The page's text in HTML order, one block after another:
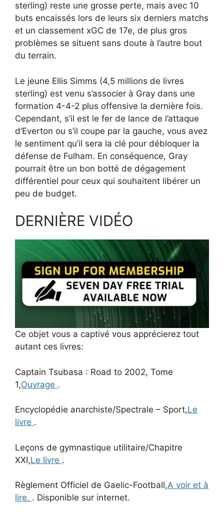
sterling) reste une grosse perte, mais avec 10
buts encaissés lors de leurs six derniers matchs
et un classement xGC de 17e, de plus gros
problèmes se situent sans doute à l’autre bout
du terrain.
Le jeune Ellis Simms (4,5 millions de livres
sterling) est venu s’associer à Gray dans une
formation 4-4-2 plus offensive la dernière fois.
Cependant, s’il est le fer de lance de l’attaque
d’Everton ou s’il coupe par la gauche, vous avez
le sentiment qu’il sera la clé pour débloquer la
défense de Fulham. En conséquence, Gray
pourrait être un bon botté de dégagement
différentiel pour ceux qui souhaitent libérer un
peu de budget.
DERNIÈRE VIDÉO
Ce objet vous a captivé vous apprécierez tout
autant ces livres:
Captain Tsubasa : Road to 2002, Tome
1,Ouvrage .
Encyclopédie anarchiste/Spectrale – Sport,Le
livre .
Leçons de gymnastique utilitaire/Chapitre
XXI,Le livre .
Règlement Officiel de Gaelic-Football,A voir et à
lire. . Disponible sur internet.